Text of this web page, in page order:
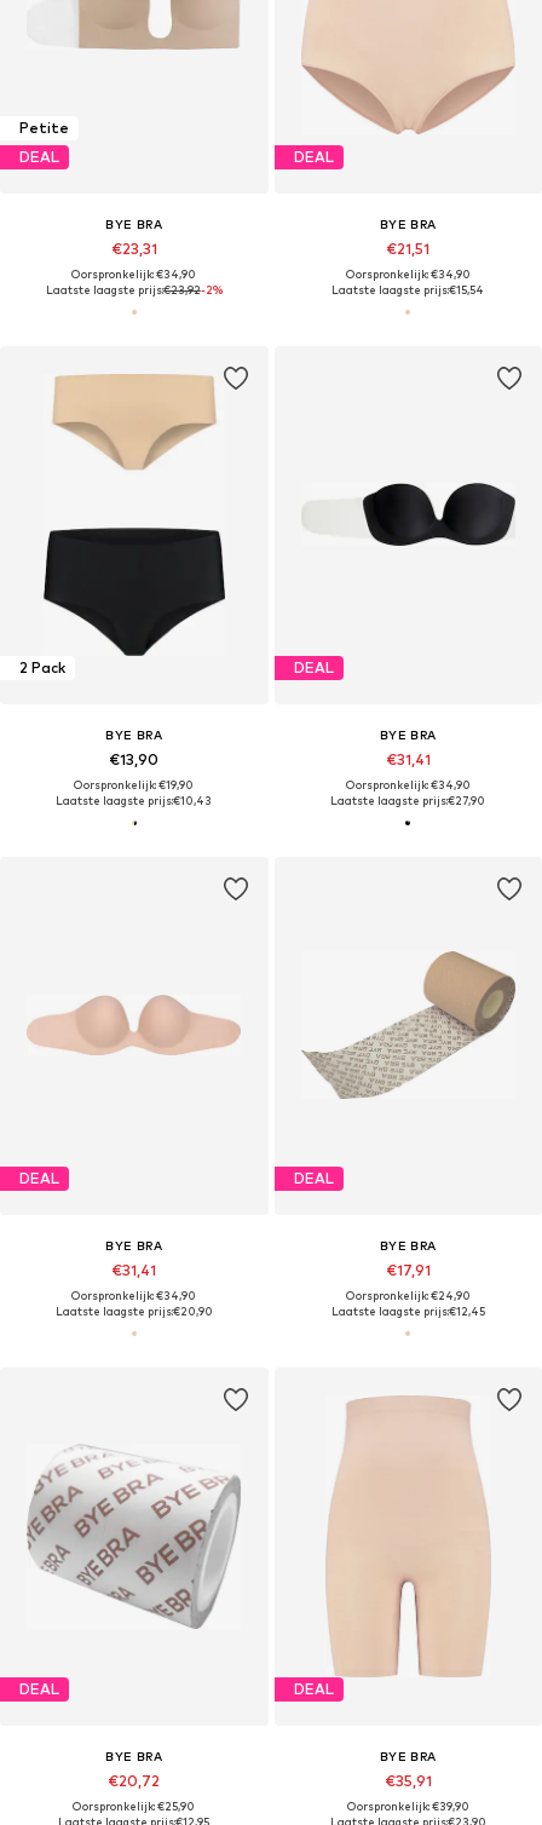
Petite
DEAL
BYE BRA
€23,31
Oorspronkelijk: €34,90
Laatste laagste prijs:€23,92-2%
DEAL
BYE BRA
€21,51
Oorspronkelijk: €34,90
Laatste laagste prijs:€15,54
2 Pack
BYE BRA
€13,90
Oorspronkelijk: €19,90
Laatste laagste prijs:€10,43
DEAL
BYE BRA
€31,41
Oorspronkelijk: €34,90
Laatste laagste prijs:€27,90
DEAL
BYE BRA
€31,41
Oorspronkelijk: €34,90
Laatste laagste prijs:€20,90
DEAL
BYE BRA
€17,91
Oorspronkelijk: €24,90
Laatste laagste prijs:€12,45
DEAL
BYE BRA
€20,72
Oorspronkelijk: €25,90
Laatste laagste prijs:€12,95
DEAL
BYE BRA
€35,91
Oorspronkelijk: €39,90
Laatste laagste prijs:€23,90